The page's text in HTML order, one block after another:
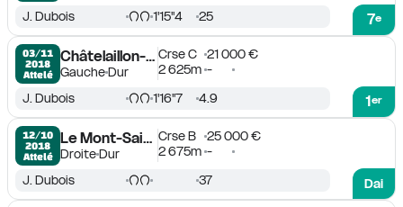
7e
J. Dubois 1'15''4 25
03/11
2018
Attelé
Châtelaillon-La Rochelle
GaucheDur
Crse C
21 000 €
2 625m -
1er
J. Dubois 1'16''7 4.9
12/10
2018
Attelé
Le Mont-Saint-Michel
DroiteDur
Crse B
25 000 €
2 675m -
Dai
J. Dubois 37